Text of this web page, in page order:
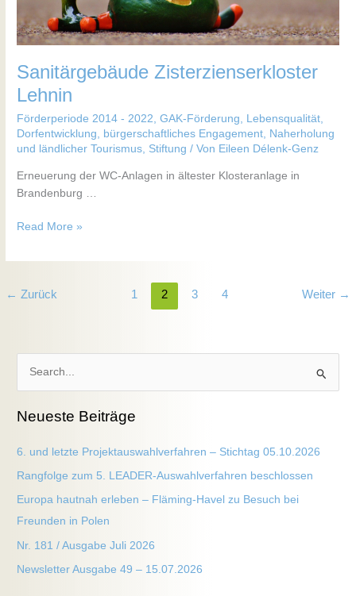
Sanitärgebäude Zisterzienserkloster
Lehnin
Förderperiode 2014 - 2022,GAK-Förderung, Lebensqualität,
Dorfentwicklung, bürgerschaftliches Engagement, Naherholung
und ländlicher Tourismus, Stiftung / Von Eileen Délenk-Genz
Erneuerung der WC-Anlagen in ältester Klosteranlage in
Brandenburg …
Read More »
← Zurück 1 2 3 4 Weiter →
c
n
n
a
c
h
Neueste Beiträge
6. und letzte Projektauswahlverfahren – Stichtag 05.10.2026
Rangfolge zum 5. LEADER-Auswahlverfahren beschlossen
Europa hautnah erleben – Fläming-Havel zu Besuch bei
Freunden in Polen
Nr. 181 / Ausgabe Juli 2026
Newsletter Ausgabe 49 – 15.07.2026